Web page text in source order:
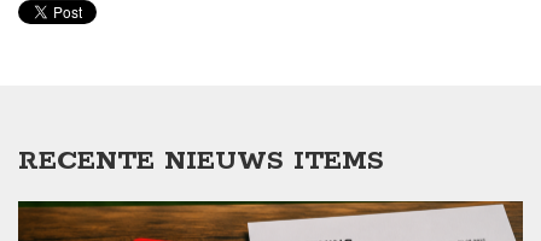
RECENTE NIEUWS ITEMS